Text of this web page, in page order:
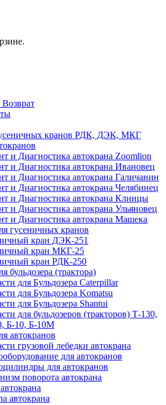
кранов РДК, ДЭК, МКГ
и Диагностика автокрана Zoomlion
и Диагностика автокрана Ивановец
и Диагностика автокрана Галичанин
и Диагностика автокрана Челябинец
и Диагностика автокрана Клинцы
и Диагностика автокрана Ульяновец
и Диагностика автокрана Машека
гусеничных кранов
кран ДЭК-251
кран МКГ-25
кран РДК-250
бульдозера (трактора)
для Бульдозера Caterpillar
для Бульдозера Komatsu
для Бульдозера Shantui
для бульдозеров (тракторов) Т-130,
Б-10, Б-10М
автокранов
грузовой лебедки автокрана
для автокранов
для автокранов
поворота автокрана
автокрана